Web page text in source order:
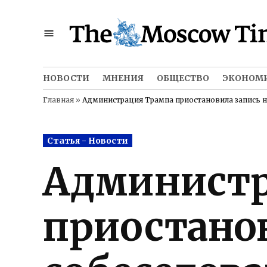
НОВОСТИ МНЕНИЯ ОБЩЕСТВО
Главная » Администрация Трампа приостановила запись
Posted
in
Статья - Новости